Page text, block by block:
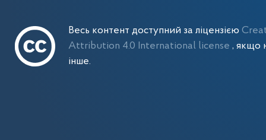
Весь контент доступний за ліцензією
Attribution 4.0 International license , якщо
інше.